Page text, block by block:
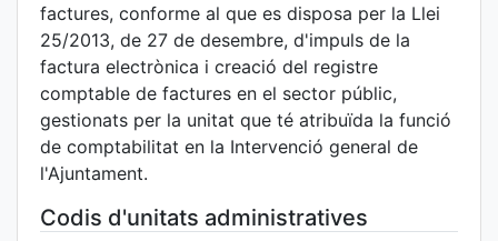
factures, conforme al que es disposa per la Llei
25/2013, de 27 de desembre, d'impuls de la
factura electrònica i creació del registre
comptable de factures en el sector públic,
gestionats per la unitat que té atribuïda la funció
de comptabilitat en la Intervenció general de
l'Ajuntament.
Codis d'unitats administratives